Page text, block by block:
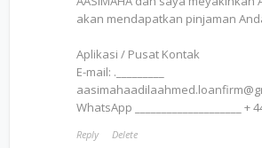
akan mendapatkan pinjaman
Aplikasi / Pusat Kontak
E-mail: ._________
WhatsApp ____________________ +
Reply Delete